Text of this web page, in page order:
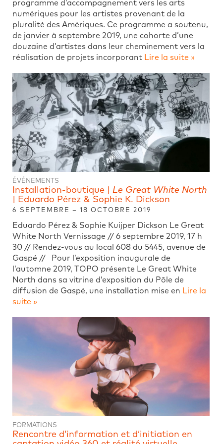
programme d’accompagnement vers les arts
numériques pour les artistes provenant de la
pluralité des Amériques. Ce programme a soutenu,
de janvier à septembre 2019, une cohorte d’une
douzaine d’artistes dans leur cheminement vers la
réalisation de projets incorporant Lire la suite »
ÉVÉNEMENTS
Installation-boutique | Le Great White North
| Eduardo Pérez & Sophie K. Dickson
6 SEPTEMBRE – 18 OCTOBRE 2019
Eduardo Pérez & Sophie Kuijper Dickson Le Great
White North Vernissage // 6 septembre 2019, 17 h
30 // Rendez-vous au local 608 du 5445, avenue de
Gaspé // Pour l’exposition inaugurale de
l’automne 2019, TOPO présente Le Great White
North dans sa vitrine d’exposition du Pôle de
diffusion de Gaspé, une installation mise en Lire la
suite »
FORMATIONS
Rencontre d’information et d’initiation en